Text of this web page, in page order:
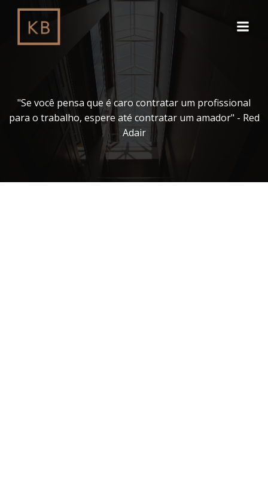
o
conteúdo
"Se você pensa que é caro contratar um profissional
para o trabalho, espere até contratar um amador" - Red
Adair